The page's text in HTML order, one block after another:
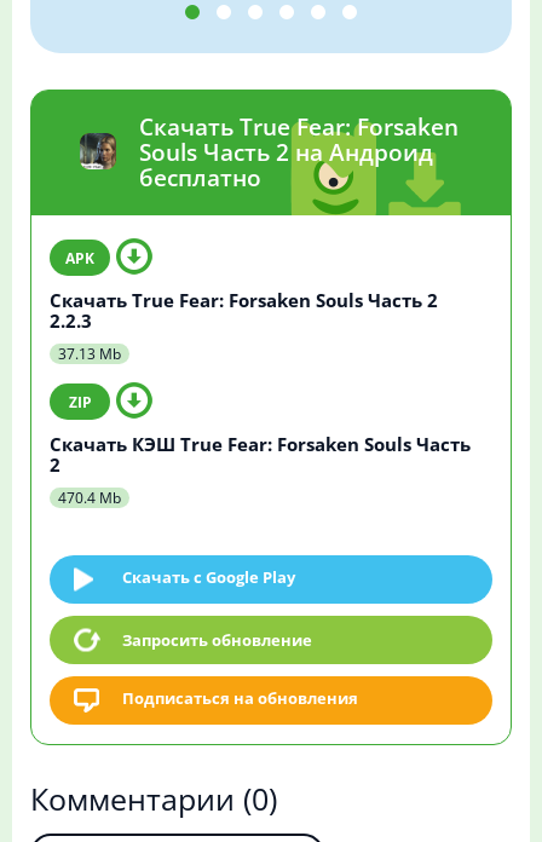
Скачать True Fear: Forsaken
Souls Часть 2 на Андроид
бесплатно
Скачать True Fear: Forsaken Souls Часть 2
2.2.3
37.13 Mb
Скачать КЭШ True Fear: Forsaken Souls Часть
2
470.4 Mb
Скачать c Google Play
Запросить обновление
Подписаться на обновления
Комментарии (0)